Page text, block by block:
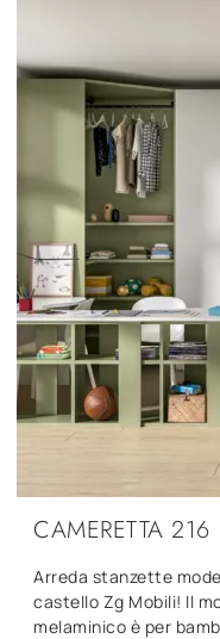
CAMERETTA 216
Arreda stanzette
castello Zg Mobili! Il
melaminico è per